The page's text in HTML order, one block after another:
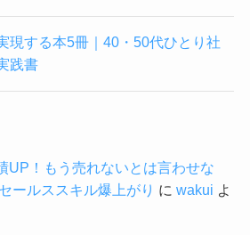
現する本5冊｜40・50代ひとり社
践書
UP！もう売れないとは言わせな
ールススキル爆上がり に wakui よ